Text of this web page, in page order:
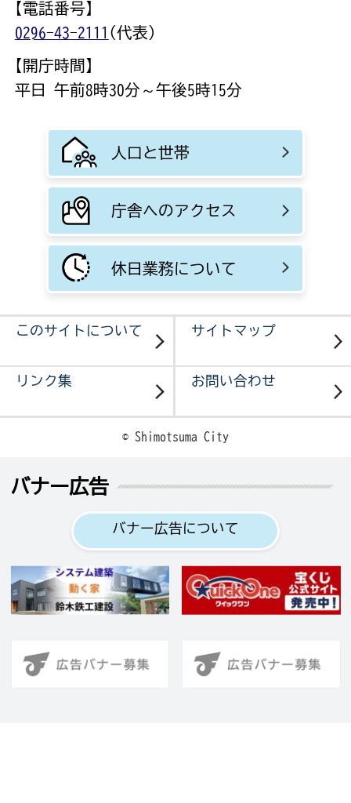
【電話番号】
0296-43-2111 (代表)
【開庁時間】
平日 午前8時30分～午後5時15分
人口と世帯
庁舎へのアクセス
休日業務について
このサイトについて サイトマップ
リンク集 お問い合わせ
© Shimotsuma City
バナー広告
バナー広告について